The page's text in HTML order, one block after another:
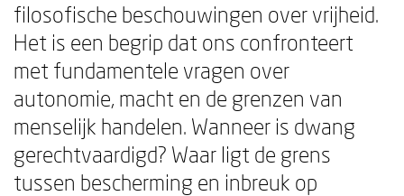
filosofische beschouwingen over vrijheid.
Het is een begrip dat ons confronteert
met fundamentele vragen over
autonomie, macht en de grenzen van
menselijk handelen. Wanneer is dwang
gerechtvaardigd? Waar ligt de grens
tussen bescherming en inbreuk op